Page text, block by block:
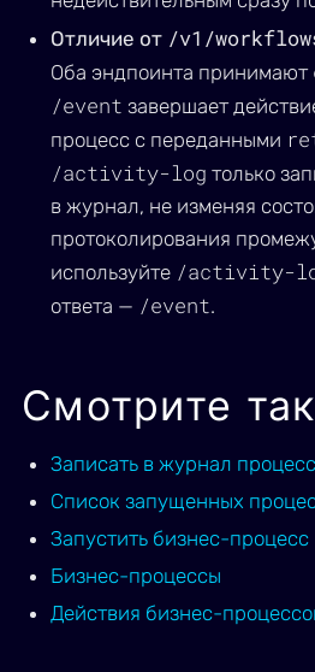
Отличие от /v1/
Оба эндпоинта принимают
/event завершает
процесс с переданными
/activity-log только
в журнал, не изменяя
протоколирования
используйте /activity-
ответа — /event.
Смотрите
Записать в журнал
Список запущенных
Запустить бизнес-процесс
Бизнес-процессы
Действия бизнес-